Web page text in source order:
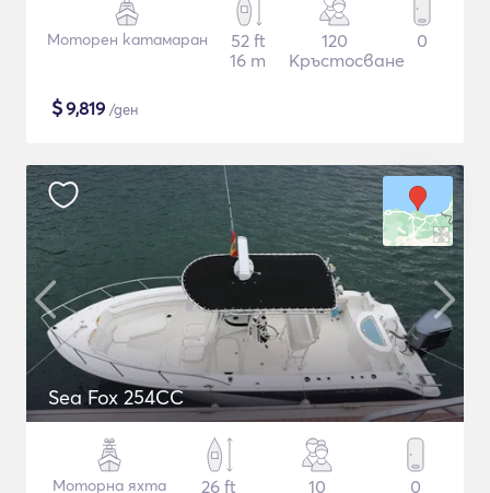
Моторен катамаран
52 ft
16 m
120
Кръстосване
0
$9,819 /ден
Sea Fox 254CC
Моторна яхта
26 ft
10
0